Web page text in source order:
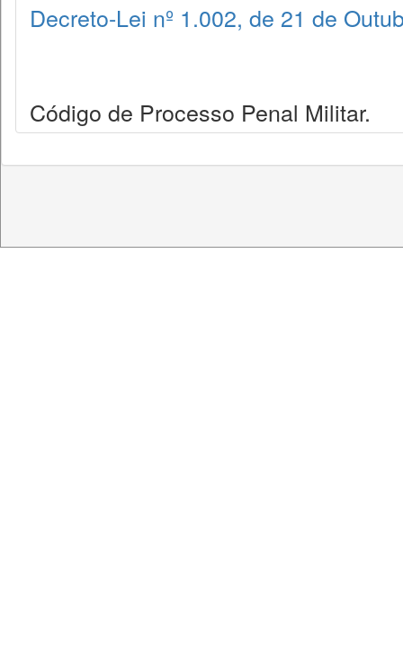
Decreto-Lei nº 1.002, de 21 de
Código de Processo Penal Militar.